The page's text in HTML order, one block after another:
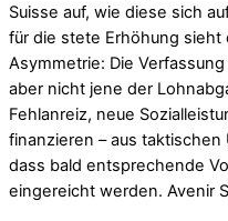
Suisse auf, wie diese sich
für die stete Erhöhung sieht
Asymmetrie: Die
aber nicht jene der
Fehlanreiz, neue
finanzieren – aus
dass bald entsprechende
eingereicht werden. Avenir